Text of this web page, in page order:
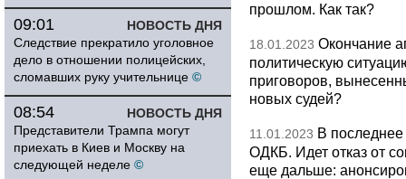
НОВОСТЬ ДНЯ
09:01
Следствие прекратило уголовное
дело в отношении полицейских,
сломавших руку учительнице ©
НОВОСТЬ ДНЯ
08:54
Представители Трампа могут
приехать в Киев и Москву на
следующей неделе ©
прошлом. Как так?
18.01.2023 Окончание
политическую
приговоров,
новых судей?
11.01.2023 В
ОДКБ. Идет отказ от
еще дальше: